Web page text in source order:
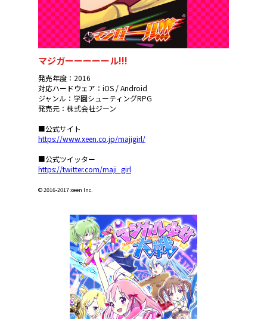
マジガーーーーール!!!
発売年度：2016
対応ハードウェア：iOS / Android
ジャンル：学園シューティングRPG
発売元：株式会社ジーン
■公式サイト
https://www.xeen.co.jp/majigirl/
■公式ツイッター
https://twitter.com/maji_girl
© 2016-2017 xeen Inc.